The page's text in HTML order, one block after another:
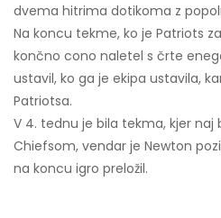
dvema hitrima dotikoma z
Na koncu tekme, ko je Patriots
končno cono naletel s črte
ustavil, ko ga je ekipa ustavila,
Patriotsa.
V 4. tednu je bila tekma, kjer naj
Chiefsom, vendar je Newton
na koncu igro preložil.